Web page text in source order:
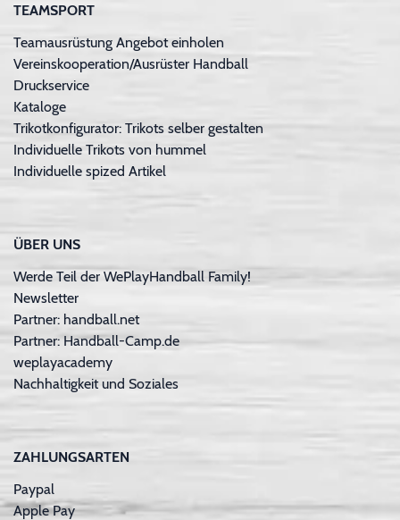
TEAMSPORT
Teamausrüstung Angebot einholen
Vereinskooperation/Ausrüster Handball
Druckservice
Kataloge
Trikotkonfigurator: Trikots selber gestalten
Individuelle Trikots von hummel
Individuelle spized Artikel
ÜBER UNS
Werde Teil der WePlayHandball Family!
Newsletter
Partner: handball.net
Partner: Handball-Camp.de
weplayacademy
Nachhaltigkeit und Soziales
ZAHLUNGSARTEN
Paypal
Apple Pay